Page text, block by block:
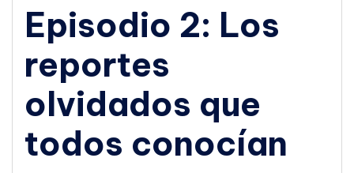
Episodio 2: Los
reportes
olvidados que
todos conocían